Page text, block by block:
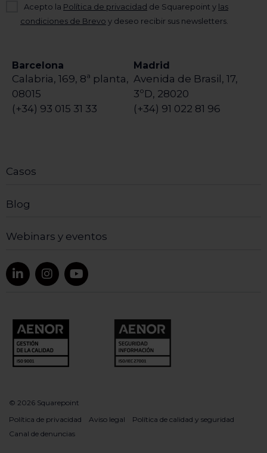
Acepto la Política de privacidad de Squarepoint y las
condiciones de Brevo y deseo recibir sus newsletters.
Barcelona
Calabria, 169, 8ª planta,
08015
(+34) 93 015 31 33
Madrid
Avenida de Brasil, 17,
3ºD, 28020
(+34) 91 022 81 96
Casos
Blog
Webinars y eventos
© 2026 Squarepoint
Política de privacidad
Aviso legal
Política de calidad y seguridad
Canal de denuncias